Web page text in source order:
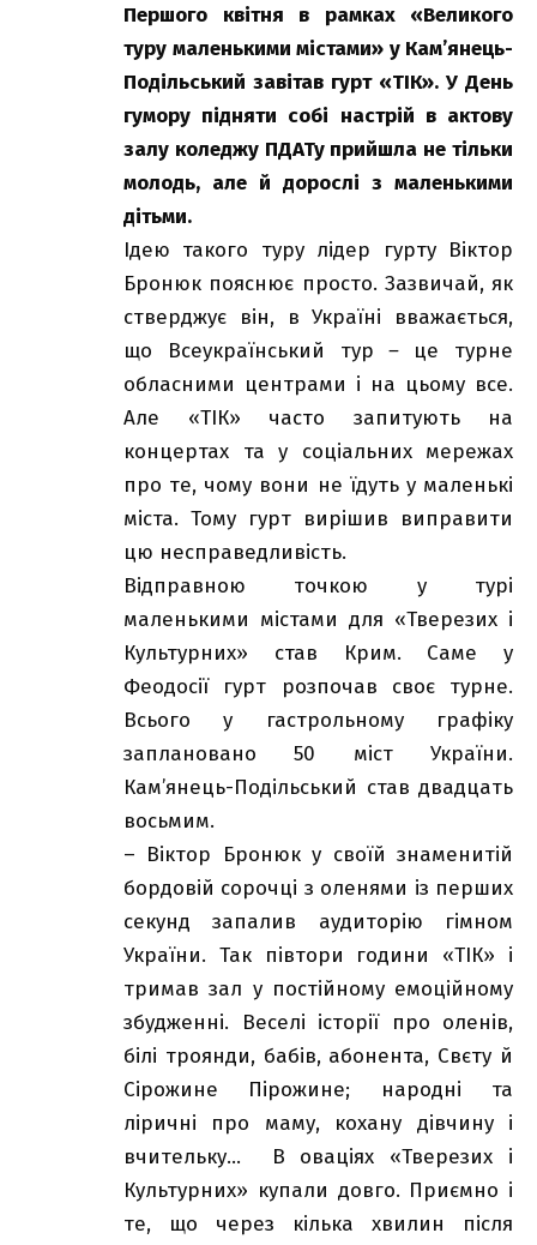
Першого квітня в рамках «Великого
туру маленькими містами» у Кам’янець-
Подільський завітав гурт «ТІК». У День
гумору підняти собі настрій в актову
залу коледжу ПДАТу прийшла не тільки
молодь, але й дорослі з маленькими
дітьми.
Ідею такого туру лідер гурту Віктор
Бронюк пояснює просто. Зазвичай, як
стверджує він, в Україні вважається,
що Всеукраїнський тур – це турне
обласними центрами і на цьому все.
Але «ТІК» часто запитують на
концертах та у соціальних мережах
про те, чому вони не їдуть у маленькі
міста. Тому гурт вирішив виправити
цю несправедливість.
Відправною точкою у турі
маленькими містами для «Тверезих і
Культурних» став Крим. Саме у
Феодосії гурт розпочав своє турне.
Всього у гастрольному графіку
заплановано 50 міст України.
Кам’янець-Подільський став двадцать
восьмим.
– Віктор Бронюк у своїй знаменитій
бордовій сорочці з оленями із перших
секунд запалив аудиторію гімном
України. Так півтори години «ТІК» і
тримав зал у постійному емоційному
збудженні. Веселі історії про оленів,
білі троянди, бабів, абонента, Свєту й
Сірожине Пірожине; народні та
ліричні про маму, кохану дівчину і
вчительку… В оваціях «Тверезих і
Культурних» купали довго. Приємно і
те, що через кілька хвилин після